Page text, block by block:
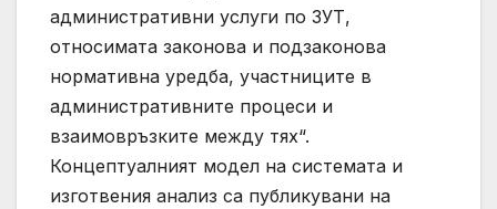
административни услуги по ЗУТ,
относимата законова и подзаконова
нормативна уредба, участниците в
административните процеси и
взаимовръзките между тях“.
Концептуалният модел на системата и
изготвения анализ са публикувани на